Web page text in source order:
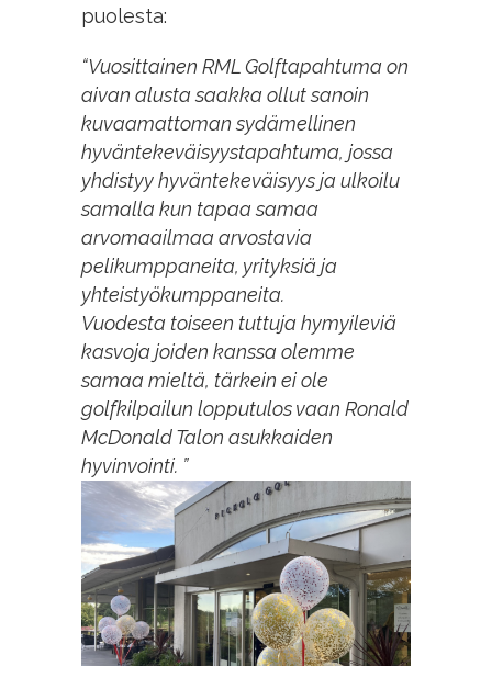
puolesta:
“Vuosittainen RML Golftapahtuma on
aivan alusta saakka ollut sanoin
kuvaamattoman sydämellinen
hyväntekeväisyystapahtuma, jossa
yhdistyy hyväntekeväisyys ja ulkoilu
samalla kun tapaa samaa
arvomaailmaa arvostavia
pelikumppaneita, yrityksiä ja
yhteistyökumppaneita.
Vuodesta toiseen tuttuja hymyileviä
kasvoja joiden kanssa olemme
samaa mieltä, tärkein ei ole
golfkilpailun lopputulos vaan Ronald
McDonald Talon asukkaiden
hyvinvointi. ”